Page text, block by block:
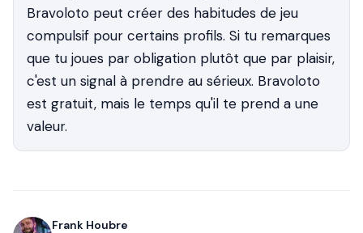
Bravoloto peut créer des habitudes de jeu
compulsif pour certains profils. Si tu remarques
que tu joues par obligation plutôt que par plaisir,
c'est un signal à prendre au sérieux. Bravoloto
est gratuit, mais le temps qu'il te prend a une
valeur.
Frank Houbre